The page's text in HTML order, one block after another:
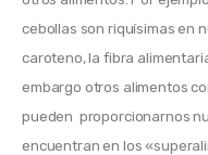
cebollas son riquísimas en
caroteno, la fibra
embargo otros alimentos
pueden  proporcionarnos
encuentran en los